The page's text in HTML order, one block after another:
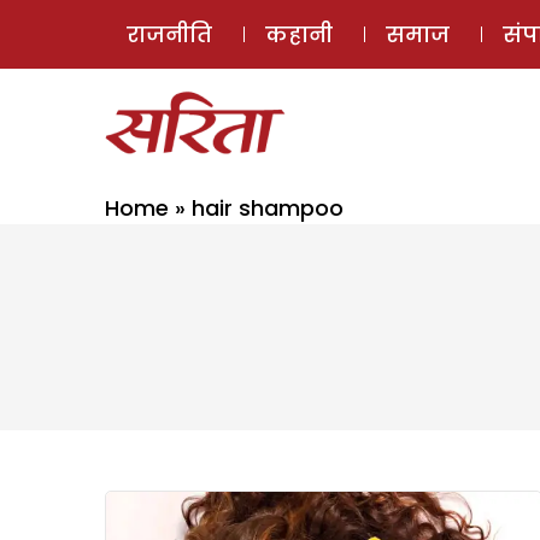
राजनीति कहानी समाज
Home » hair shampoo